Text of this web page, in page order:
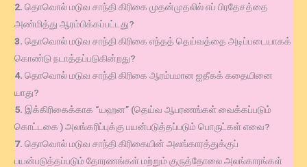
2.தொவொல் மடுவ சாந்தி கிரிகை முதன்முதலில் எப் பிரதேசத்தை
அண்மித்து ஆரம்பிக்கப்பட்டது?
3.தொவொல் மடுவ சாந்தி கிரிகை எந்தத் தெய்வத்தை அடிப்படையாகக்
கொண்டு நடாத்தப்படுகின்றது?
4.தொவொல் மடுவ சாந்தி கிரிகை ஆரம்பமான ஐதீகக் கதையினை
யாது?
5. இக்கிரிகைக்காக “யஹன” (தெய்வ ஆபரணங்கள் வைக்கப்படும்
கொட்டகை ) அலங்கரிப்புக்கு பயன்படுத்தப்படும் பொருட்கள் எவை?
7.தொவொல் மடுவ சாந்தி கிரிகையின் அலங்காரத்துக்குப்
பயன்படுத்தப்படும் தோரணங்கள் மற்றும் குருத்தோலை அலங்காரங்கள்